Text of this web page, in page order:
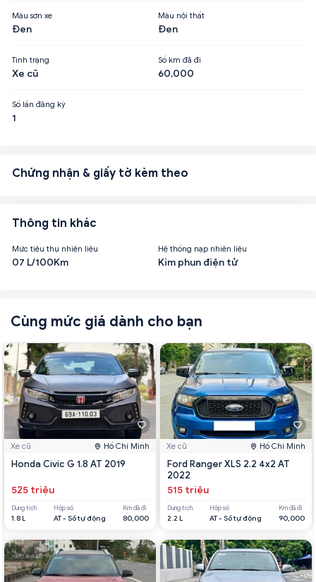
Màu sơn xe
Đen
Màu nội thất
Đen
Tình trạng
Xe cũ
Số km đã đi
60,000
Số lần đăng ký
1
Chứng nhận & giấy tờ kèm theo
Thông tin khác
Mức tiêu thụ nhiên liệu
07 L/100Km
Hệ thống nạp nhiên liệu
Kim phun điện tử
Cùng mức giá dành cho bạn
Xe cũ Hồ Chí Minh
Honda Civic G 1.8 AT 2019
525 triệu
Dung tích
1.8 L
Hộp số
AT - Số tự động
Km đã đi
80,000
Xe cũ Hồ Chí Minh
Ford Ranger XLS 2.2 4x2 AT
2022
515 triệu
Dung tích
2.2 L
Hộp số
AT - Số tự động
Km đã đi
90,000